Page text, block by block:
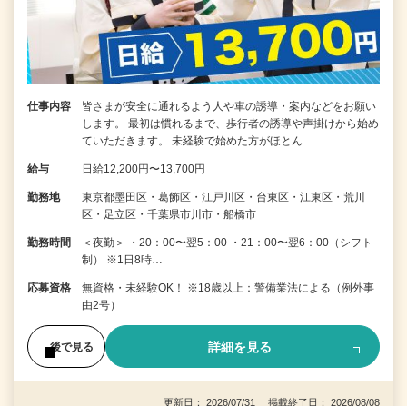
仕事内容
皆さまが安全に通れるよう人や車の誘導・案内などをお願い
します。 最初は慣れるまで、歩行者の誘導や声掛けから始め
ていただきます。 未経験で始めた方がほとん…
給与 日給12,200円〜13,700円
勤務地
東京都墨田区・葛飾区・江戸川区・台東区・江東区・荒川
区・足立区・千葉県市川市・船橋市
勤務時間
＜夜勤＞ ・20：00〜翌5：00 ・21：00〜翌6：00（シフト
制） ※1日8時…
応募資格
無資格・未経験OK！ ※18歳以上：警備業法による（例外事
由2号）
後で見る 詳細を見る
更新日： 2026/07/31 掲載終了日： 2026/08/08